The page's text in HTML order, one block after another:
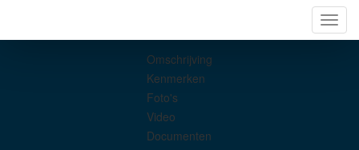
Omschrijving
Kenmerken
Foto's
Video
Documenten